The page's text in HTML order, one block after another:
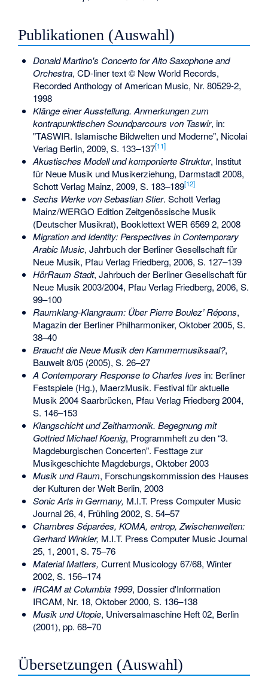
Publikationen (Auswahl)
Donald Martino's Concerto for Alto Saxophone and
Orchestra, CD-liner text © New World Records,
Recorded Anthology of American Music, Nr. 80529-2,
1998
Klänge einer Ausstellung. Anmerkungen zum
kontrapunktischen Soundparcours von Taswir, in:
"TASWIR. Islamische Bildwelten und Moderne", Nicolai
Verlag Berlin, 2009, S. 133–137[11]
Akustisches Modell und komponierte Struktur, Institut
für Neue Musik und Musikerziehung, Darmstadt 2008,
Schott Verlag Mainz, 2009, S. 183–189[12]
Sechs Werke von Sebastian Stier. Schott Verlag
Mainz/WERGO Edition Zeitgenössische Musik
(Deutscher Musikrat), Booklettext WER 6569 2, 2008
Migration and Identity: Perspectives in Contemporary
Arabic Music, Jahrbuch der Berliner Gesellschaft für
Neue Musik, Pfau Verlag Friedberg, 2006, S. 127–139
HörRaum Stadt, Jahrbuch der Berliner Gesellschaft für
Neue Musik 2003/2004, Pfau Verlag Friedberg, 2006, S.
99–100
Raumklang-Klangraum: Über Pierre Boulez’ Répons,
Magazin der Berliner Philharmoniker, Oktober 2005, S.
38–40
Braucht die Neue Musik den Kammermusiksaal?,
Bauwelt 8/05 (2005), S. 26–27
A Contemporary Response to Charles Ives in: Berliner
Festspiele (Hg.), MaerzMusik. Festival für aktuelle
Musik 2004 Saarbrücken, Pfau Verlag Friedberg 2004,
S. 146–153
Klangschicht und Zeitharmonik. Begegnung mit
Gottried Michael Koenig, Programmheft zu den “3.
Magdeburgischen Concerten”. Festtage zur
Musikgeschichte Magdeburgs, Oktober 2003
Musik und Raum, Forschungskommission des Hauses
der Kulturen der Welt Berlin, 2003
Sonic Arts in Germany, M.I.T. Press Computer Music
Journal 26, 4, Frühling 2002, S. 54–57
Chambres Séparées, KOMA, entrop, Zwischenwelten:
Gerhard Winkler, M.I.T. Press Computer Music Journal
25, 1, 2001, S. 75–76
Material Matters, Current Musicology 67/68, Winter
2002, S. 156–174
IRCAM at Columbia 1999, Dossier d'Information
IRCAM, Nr. 18, Oktober 2000, S. 136–138
Musik und Utopie, Universalmaschine Heft 02, Berlin
(2001), pp. 68–70
Übersetzungen (Auswahl)